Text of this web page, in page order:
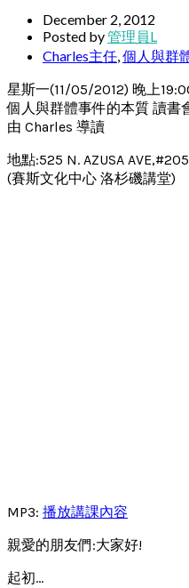
December 2, 2012
Posted by管理員L
Charles主任,個人與群
星斯一(11/05/2012) 晚上
個人與群體事件的本質 讀書
由 Charles 導讀
地點:525 N. AZUSA
(賽斯文化中心 洛杉磯講堂)
MP3: 播放講課內容
親愛的朋友們:大家好!
起初…